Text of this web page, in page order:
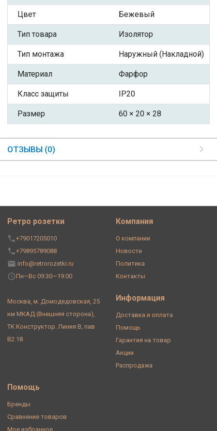
Цвет Бежевый
Тип товара Изолятор
Тип монтажа Наружный (Накладной)
Материал Фарфор
Класс защиты IP20
Размер 60 × 20 × 28
ОТЗЫВЫ (0)
Ретро розетки
+79017205010
+79895789088
info@retrorozetki.ru
Пн—Вс 09:30—19:00
Москва, м. Домодедовская, 25
км МКАД (Внешняя сторона),
ТК Конструктор. Линия В, пав
В2.18
Компания
О компании
Новости
Политика
Контакты
Информация
Доставка и оплата
Помощь
Гарантия на товар
Акции
Распродажа
Помощь
Бренды
Сравнение товаров
Мое избранное